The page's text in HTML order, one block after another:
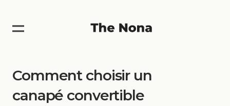
Comment choisir un
canapé convertible